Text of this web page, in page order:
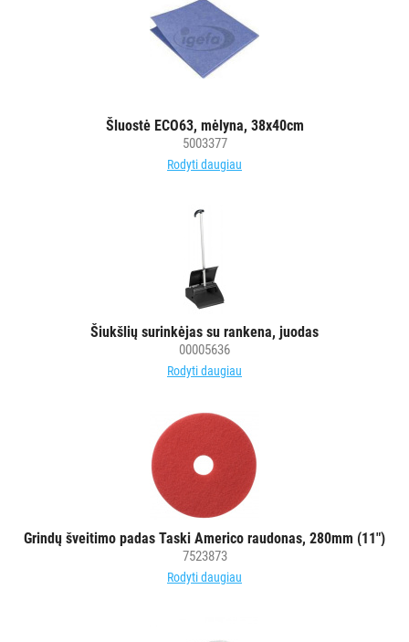
Šluostė ECO63, mėlyna, 38x40cm
5003377
Rodyti daugiau
Šiukšlių surinkėjas su rankena, juodas
00005636
Rodyti daugiau
Grindų šveitimo padas Taski Americo raudonas, 280mm (11")
7523873
Rodyti daugiau